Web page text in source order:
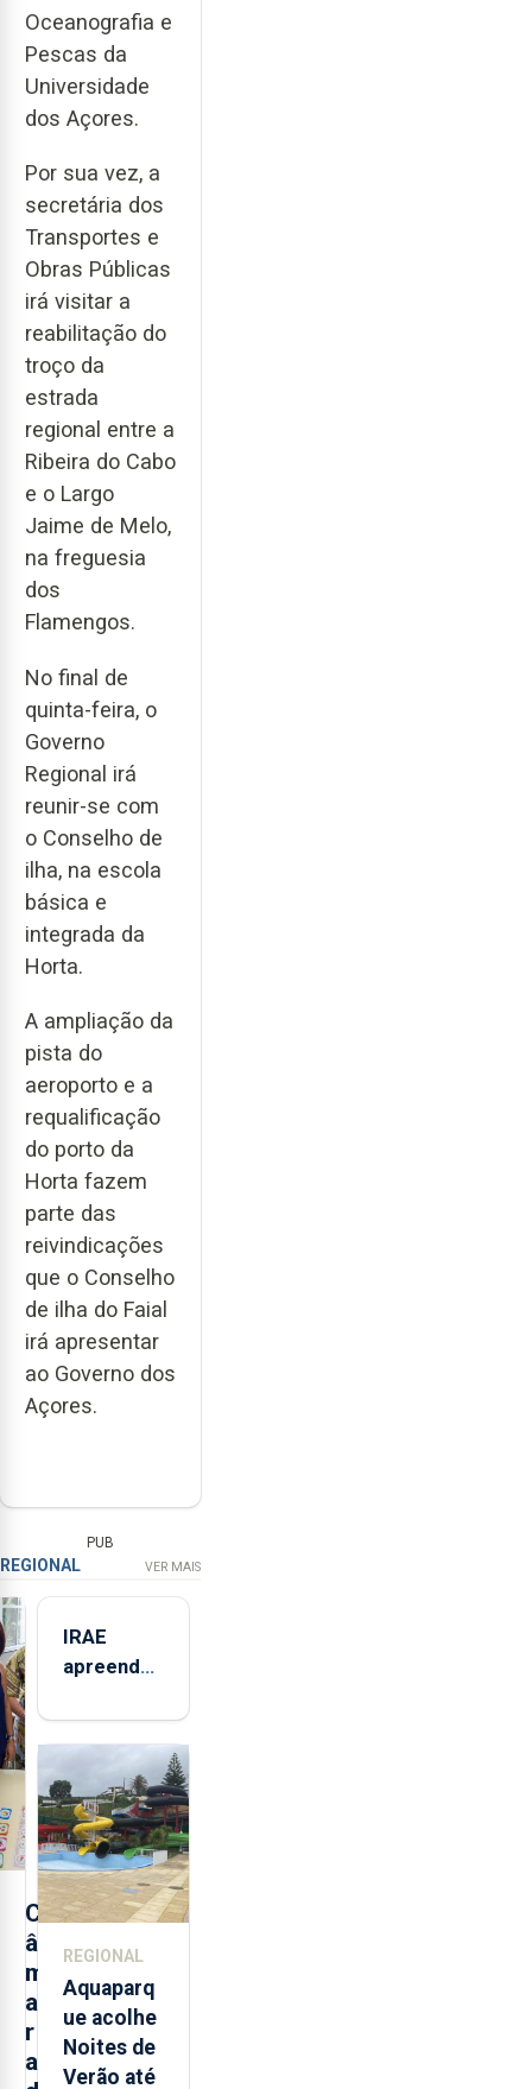
Oceanografia e
Pescas da
Universidade
dos Açores.
Por sua vez, a
secretária dos
Transportes e
Obras Públicas
irá visitar a
reabilitação do
troço da
estrada
regional entre a
Ribeira do Cabo
e o Largo
Jaime de Melo,
na freguesia
dos
Flamengos.
No final de
quinta-feira, o
Governo
Regional irá
reunir-se com
o Conselho de
ilha, na escola
básica e
integrada da
Horta.
A ampliação da
pista do
aeroporto e a
requalificação
do porto da
Horta fazem
parte das
reivindicações
que o Conselho
de ilha do Faial
irá apresentar
ao Governo dos
Açores.
PUB
REGIONAL VER MAIS
C
â
m
a
r
a
IRAE
apreendeu
toneladas
de
alimentos
entre
2021 e
2025 nos
Açores
REGIONAL
Aquaparq
ue acolhe
Noites de
Verão até